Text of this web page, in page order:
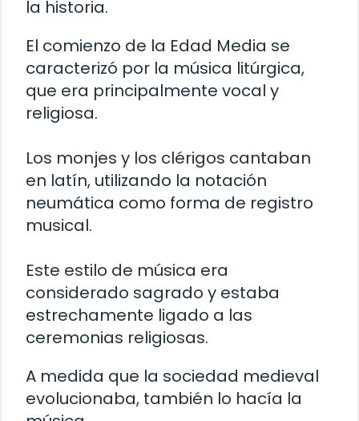
la historia.
El comienzo de la Edad Media se
caracterizó por la música litúrgica,
que era principalmente vocal y
religiosa.
Los monjes y los clérigos cantaban
en latín, utilizando la notación
neumática como forma de registro
musical.
Este estilo de música era
considerado sagrado y estaba
estrechamente ligado a las
ceremonias religiosas.
A medida que la sociedad medieval
evolucionaba, también lo hacía la